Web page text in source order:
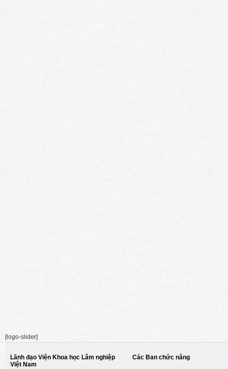
[logo-slider]
Lãnh đạo Viện Khoa học Lâm nghiệp
Việt Nam
Các Ban chức năng